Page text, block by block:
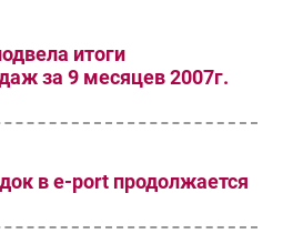
итоги
за 9 месяцев 2007г.
в e-port продолжается